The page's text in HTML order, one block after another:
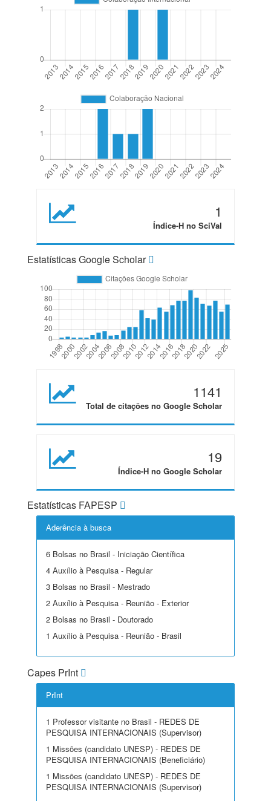
1
Índice-H no SciVal
Estatísticas Google Scholar
1141
Total de citações no Google Scholar
19
Índice-H no Google Scholar
Estatísticas FAPESP
Aderência à busca
6 Bolsas no Brasil - Iniciação Científica
4 Auxílio à Pesquisa - Regular
3 Bolsas no Brasil - Mestrado
2 Auxílio à Pesquisa - Reunião - Exterior
2 Bolsas no Brasil - Doutorado
1 Auxílio à Pesquisa - Reunião - Brasil
Capes PrInt
PrInt
1 Professor visitante no Brasil - REDES DE
PESQUISA INTERNACIONAIS (Supervisor)
1 Missões (candidato UNESP) - REDES DE
PESQUISA INTERNACIONAIS (Beneficiário)
1 Missões (candidato UNESP) - REDES DE
PESQUISA INTERNACIONAIS (Supervisor)